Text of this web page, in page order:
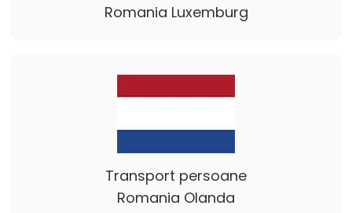
Romania Luxemburg
Transport persoane
Romania Olanda